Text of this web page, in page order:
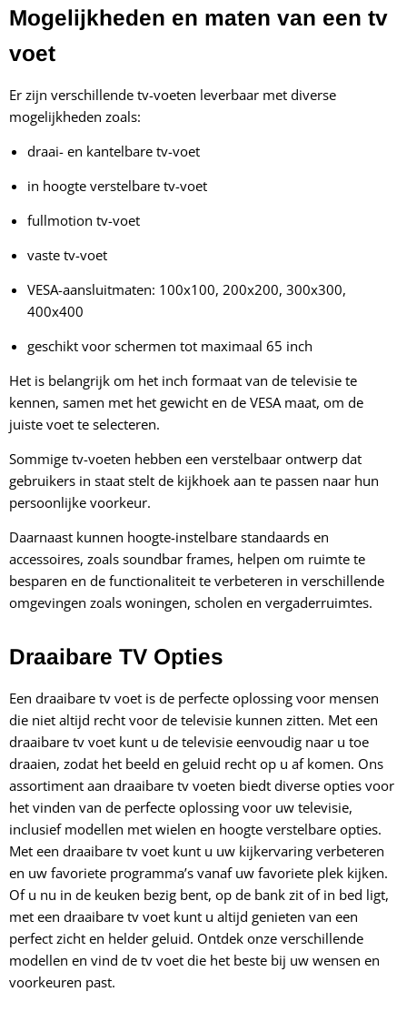
Mogelijkheden en maten van een tv
voet
Er zijn verschillende tv-voeten leverbaar met diverse
mogelijkheden zoals:
draai- en kantelbare tv-voet
in hoogte verstelbare tv-voet
fullmotion tv-voet
vaste tv-voet
VESA-aansluitmaten: 100x100, 200x200, 300x300,
400x400
geschikt voor schermen tot maximaal 65 inch
Het is belangrijk om het inch formaat van de televisie te
kennen, samen met het gewicht en de VESA maat, om de
juiste voet te selecteren.
Sommige tv-voeten hebben een verstelbaar ontwerp dat
gebruikers in staat stelt de kijkhoek aan te passen naar hun
persoonlijke voorkeur.
Daarnaast kunnen hoogte-instelbare standaards en
accessoires, zoals soundbar frames, helpen om ruimte te
besparen en de functionaliteit te verbeteren in verschillende
omgevingen zoals woningen, scholen en vergaderruimtes.
Draaibare TV Opties
Een draaibare tv voet is de perfecte oplossing voor mensen
die niet altijd recht voor de televisie kunnen zitten. Met een
draaibare tv voet kunt u de televisie eenvoudig naar u toe
draaien, zodat het beeld en geluid recht op u af komen. Ons
assortiment aan draaibare tv voeten biedt diverse opties voor
het vinden van de perfecte oplossing voor uw televisie,
inclusief modellen met wielen en hoogte verstelbare opties.
Met een draaibare tv voet kunt u uw kijkervaring verbeteren
en uw favoriete programma’s vanaf uw favoriete plek kijken.
Of u nu in de keuken bezig bent, op de bank zit of in bed ligt,
met een draaibare tv voet kunt u altijd genieten van een
perfect zicht en helder geluid. Ontdek onze verschillende
modellen en vind de tv voet die het beste bij uw wensen en
voorkeuren past.